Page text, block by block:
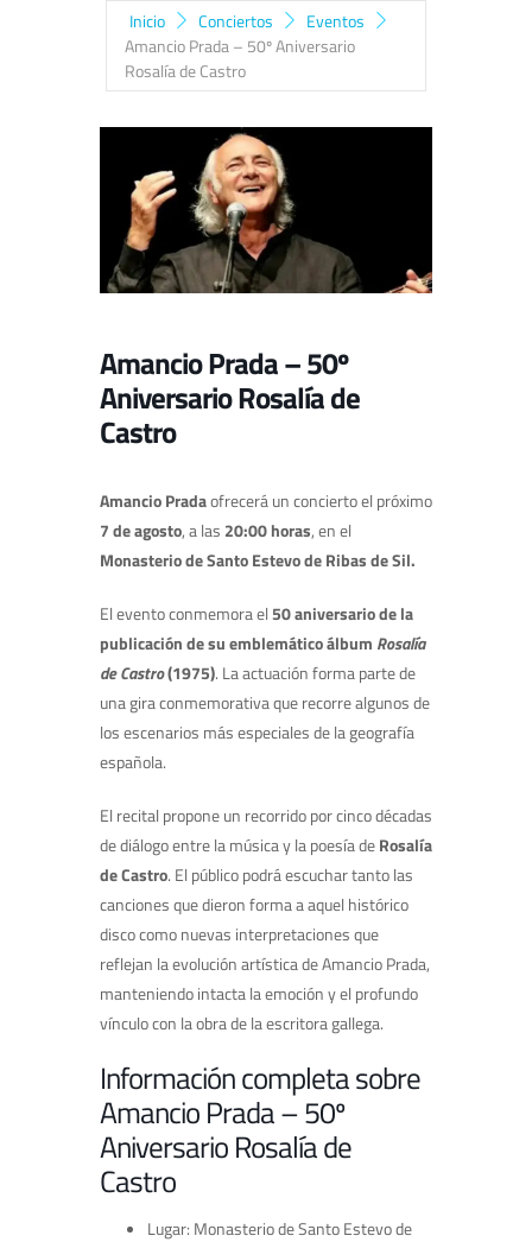
Inicio Conciertos
Eventos
Amancio Prada – 50º Aniversario
Rosalía de Castro
Amancio Prada – 50º
Aniversario Rosalía de
Castro
Amancio Pradaofrecerá un concierto el próximo
7 de agosto, a las 20:00 horas, en el
Monasterio de Santo Estevo de Ribas de Sil.
El evento conmemora el50 aniversario de la
publicación de su emblemático álbum Rosalía
de Castro(1975). La actuación forma parte de
una gira conmemorativa que recorre algunos de
los escenarios más especiales de la geografía
española.
El recital propone un recorrido por cinco décadas
de diálogo entre la música y la poesía deRosalía
de Castro. El público podrá escuchar tanto las
canciones que dieron forma a aquel histórico
disco como nuevas interpretaciones que
reflejan la evolución artística de Amancio Prada,
manteniendo intacta la emoción y el profundo
vínculo con la obra de la escritora gallega.
Información completa sobre
Amancio Prada – 50º
Aniversario Rosalía de
Castro
Lugar: Monasterio de Santo Estevo de